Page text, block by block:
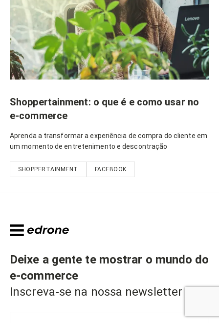
Shoppertainment: o que é e como usar no
e-commerce
Aprenda a transformar a experiência de compra do cliente em
um momento de entretenimento e descontração
SHOPPERTAINMENT FACEBOOK
Deixe a gente te mostrar o mundo do
e-commerce
Inscreva-se na nossa newsletter